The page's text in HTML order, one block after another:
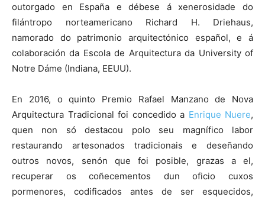
outorgado en España e débese á xenerosidade do
filántropo norteamericano Richard H. Driehaus,
namorado do patrimonio arquitectónico español, e á
colaboración da Escola de Arquitectura da University of
Notre Dáme (Indiana, EEUU).
En 2016, o quinto Premio Rafael Manzano de Nova
Arquitectura Tradicional foi concedido a Enrique Nuere,
quen non só destacou polo seu magnífico labor
restaurando artesonados tradicionais e deseñando
outros novos, senón que foi posible, grazas a el,
recuperar os coñecementos dun oficio cuxos
pormenores, codificados antes de ser esquecidos,